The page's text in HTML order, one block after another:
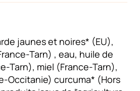
jaunes et noires* (EU),
Tarn) , eau, huile de
Tarn), miel (France-Tarn),
Occitanie) curcuma* (Hors